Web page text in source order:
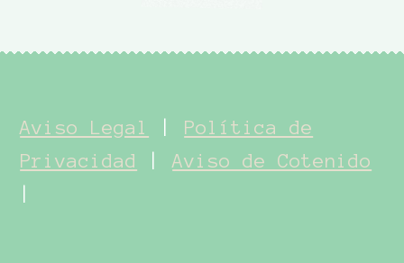
Aviso Legal
Política de
Privacidad
|Aviso de Cotenido